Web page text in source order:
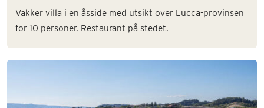
Vakker villa i en åsside med utsikt over Lucca-provinsen
for 10 personer. Restaurant på stedet.